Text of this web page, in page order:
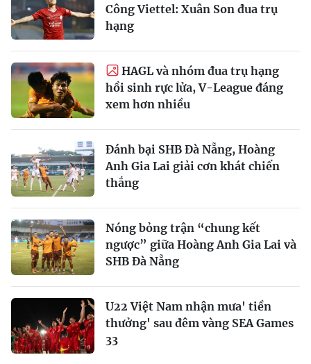
Công Viettel: Xuân Son đua trụ
hạng
HAGL và nhóm đua trụ hạng
hồi sinh rực lửa, V-League đáng
xem hơn nhiều
Đánh bại SHB Đà Nẵng, Hoàng
Anh Gia Lai giải cơn khát chiến
thắng
Nóng bỏng trận “chung kết
ngược” giữa Hoàng Anh Gia Lai và
SHB Đà Nẵng
U22 Việt Nam nhận mưa' tiền
thưởng' sau đêm vàng SEA Games
33